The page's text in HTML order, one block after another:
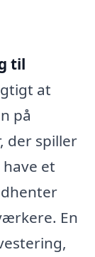
til
at
på
der spiller
et
En